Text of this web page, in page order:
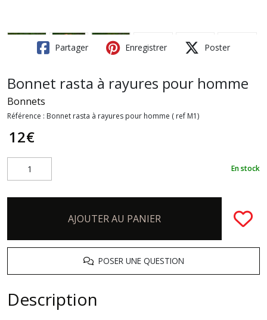
Partager Enregistrer Poster
Bonnet rasta à rayures pour homme
Bonnets
Référence : Bonnet rasta à rayures pour homme ( ref M1)
12€
En stock
AJOUTER AU PANIER
POSER UNE QUESTION
Description